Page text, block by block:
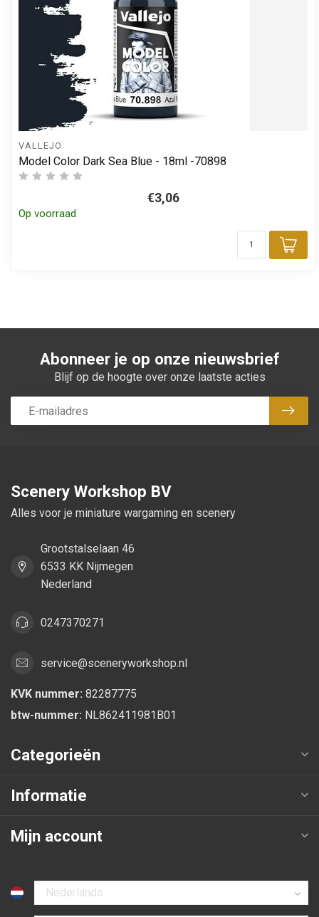
VALLEJO
Model Color Dark Sea Blue - 18ml -70898
€3,06
Op voorraad
Abonneer je op onze nieuwsbrief
Blijf op de hoogte over onze laatste acties
Scenery Workshop BV
Alles voor je miniature wargaming en scenery
Grootstalselaan 46
6533 KK Nijmegen
Nederland
0247370271
service@sceneryworkshop.nl
KVK nummer: 82287775
btw-nummer: NL862411981B01
Categorieën
Informatie
Mijn account
Selecteer taal